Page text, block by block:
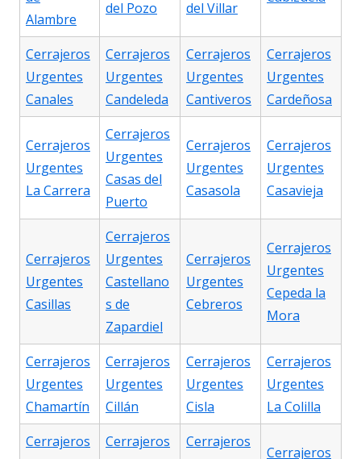
Alambre
del Pozo
del Villar
Cerrajeros
Urgentes
Canales
Cerrajeros
Urgentes
Candeleda
Cerrajeros
Urgentes
Cantiveros
Cerrajeros
Urgentes
Cardeñosa
Cerrajeros
Urgentes
La Carrera
Cerrajeros
Urgentes
Casas del
Puerto
Cerrajeros
Urgentes
Casasola
Cerrajeros
Urgentes
Casavieja
Cerrajeros
Urgentes
Casillas
Cerrajeros
Urgentes
Castellano
s de
Zapardiel
Cerrajeros
Urgentes
Cebreros
Cerrajeros
Urgentes
Cepeda la
Mora
Cerrajeros
Urgentes
Chamartín
Cerrajeros
Urgentes
Cillán
Cerrajeros
Urgentes
Cisla
Cerrajeros
Urgentes
La Colilla
Cerrajeros
Cerrajeros
Cerrajeros
Cerrajeros